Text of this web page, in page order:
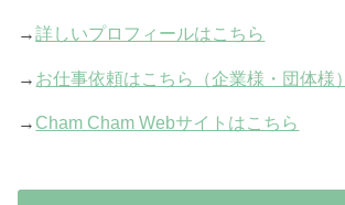
→詳しいプロフィールはこちら
→ お仕事依頼はこちら（企業様・団体様）
→ Cham Cham Webサイトはこちら